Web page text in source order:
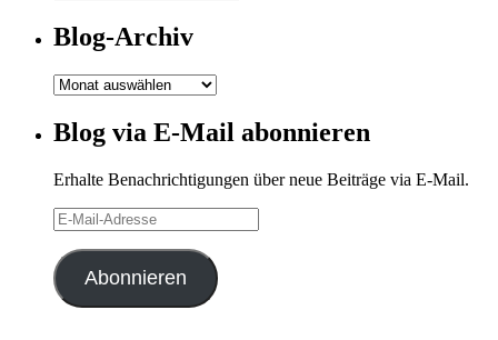
Blog-Archiv
Blog-
Blog via E-Mail abonnieren
Erhalte Benachrichtigungen über neue Beiträge via E-Mail.
E-
Mail-
Adresse
Abonnieren